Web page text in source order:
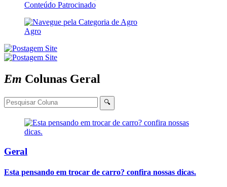
Conteúdo Patrocinado
Agro
Em Colunas Geral
🔍
Geral
Esta pensando em trocar de carro? confira nossas dicas.